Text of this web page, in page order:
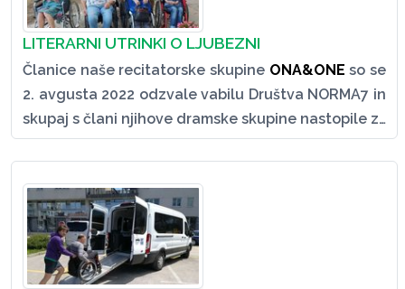
LITERARNI UTRINKI O LJUBEZNI
Članice naše recitatorske skupine ONA&ONE so se
2. avgusta 2022 odzvale vabilu Društva NORMA7 in
skupaj s člani njihove dramske skupine nastopile z…